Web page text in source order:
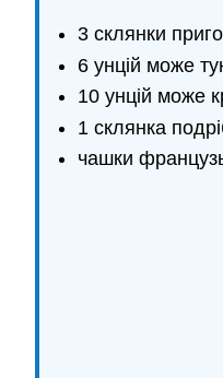
3 склянки
6 унцій може
10 унцій може
1 склянка
чашки